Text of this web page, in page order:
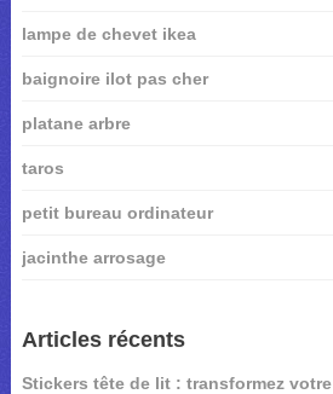
lampe de chevet ikea
baignoire ilot pas cher
platane arbre
taros
petit bureau ordinateur
jacinthe arrosage
Articles récents
Stickers tête de lit : transformez votre